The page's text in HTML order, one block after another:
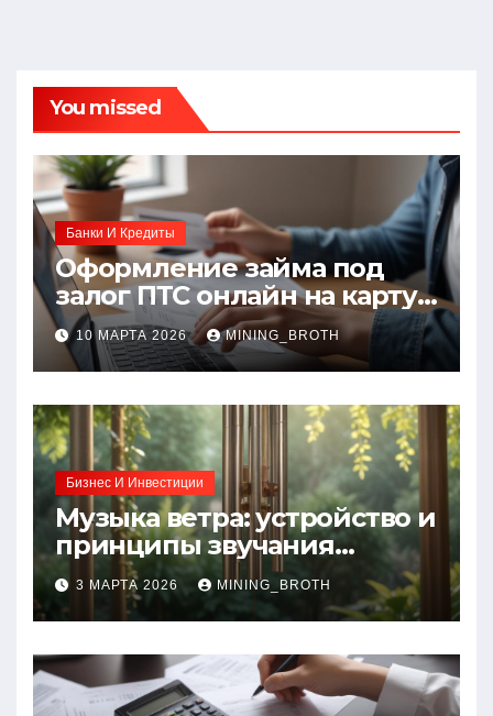
You missed
Банки И Кредиты
Оформление займа под
залог ПТС онлайн на карту
без визита в офис: порядок,
требования и документы
10 МАРТА 2026 MINING_BROTH
Бизнес И Инвестиции
Музыка ветра: устройство и
принципы звучания
колокольчиков
3 МАРТА 2026 MINING_BROTH